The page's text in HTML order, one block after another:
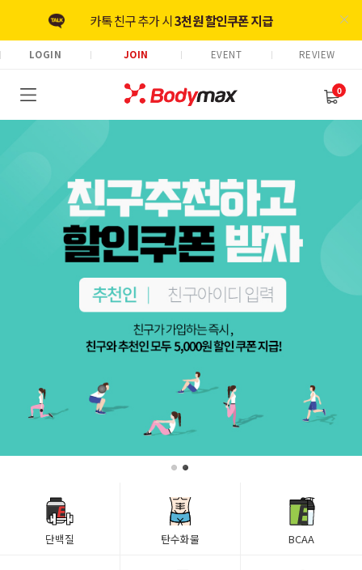
카톡 친구 추가 시3천원 할인쿠폰 지급
리뷰 작성 시 최대 3천원 적립금 지급
회원가입 시5천원 적립금 즉시지급
LOGIN EVENT REVIEW
0
단백질 탄수화물 BCAA